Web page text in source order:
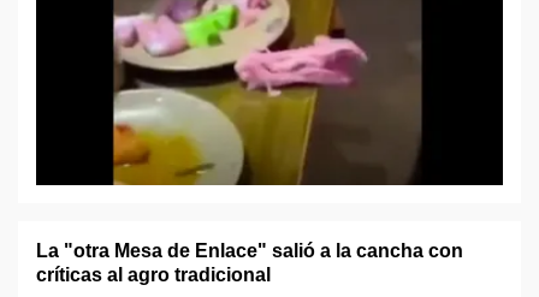
La "otra Mesa de Enlace" salió a la cancha con
críticas al agro tradicional